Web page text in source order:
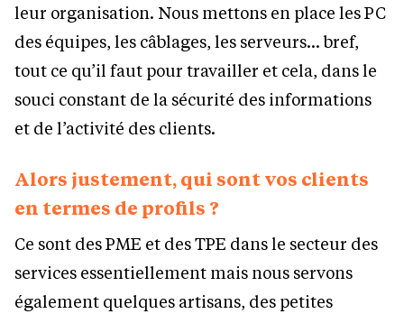
leur organisation. Nous mettons en place les PC
des équipes, les câblages, les serveurs… bref,
tout ce qu’il faut pour travailler et cela, dans le
souci constant de la sécurité des informations
et de l’activité des clients.
Alors justement, qui sont vos clients
en termes de profils ?
Ce sont des PME et des TPE dans le secteur des
services essentiellement mais nous servons
également quelques artisans, des petites